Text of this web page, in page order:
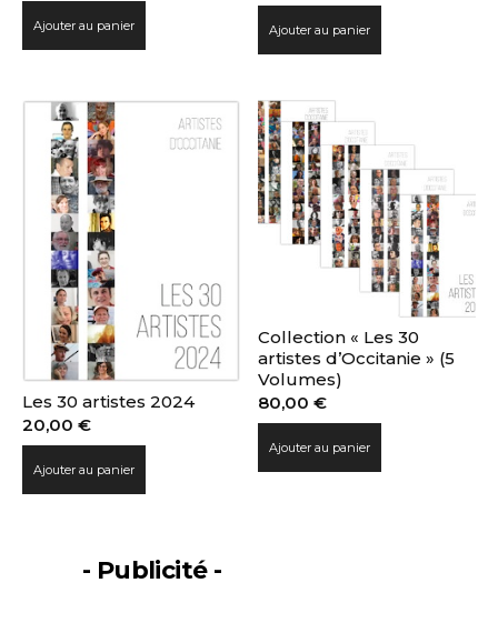
Prénom
J'accepte les termes et conditions
* Champ obligatoire
Ajouter au panier Ajouter au panier
Les 30 artistes 2024
20,00 €
Ajouter au panier
Collection « Les 30
artistes d’Occitanie » (5
Volumes)
80,00€
Ajouter au panier
- Publicité -